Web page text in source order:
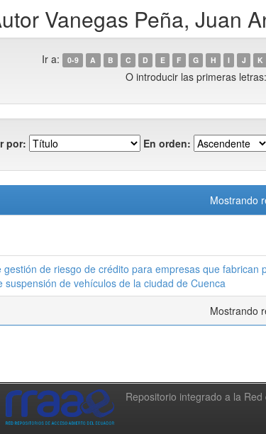
Vanegas Peña, Juan
Ir a: 0-9 A B C D E F G H I J K
O introducir las primeras letras:
por: En orden:
Mostrando
gestión de riesgo de crédito para empresas que fabrican
suspensión de vehículos de la ciudad de Cuenca
Mostrando
Repositorio integrado a la